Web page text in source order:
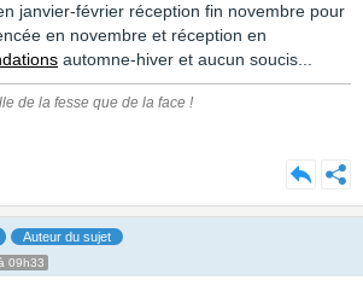
janvier-février réception fin novembre pour
en novembre et réception en
automne-hiver et aucun soucis...
de la fesse que de la face !
Auteur du sujet
09h33